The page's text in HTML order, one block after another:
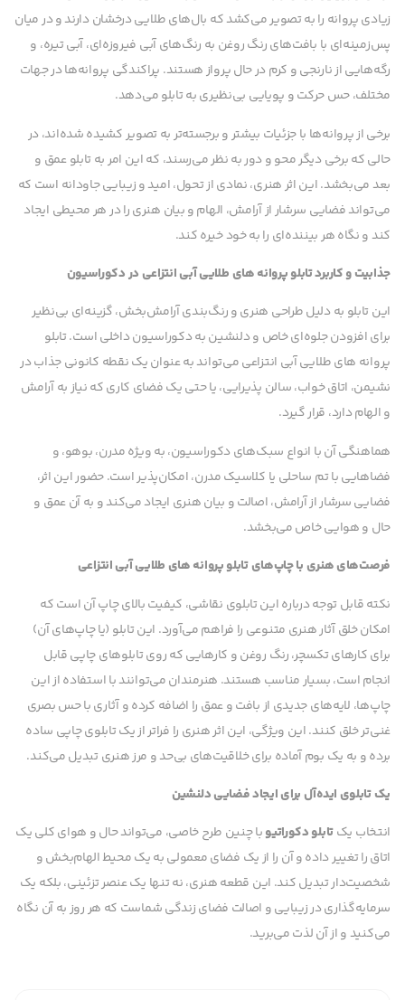
زیادی پروانه را به تصویر می‌کشد که بال‌های طلایی درخشان دارند و در میان
پس‌زمینه‌ای با بافت‌های رنگ روغن به رنگ‌های آبی فیروزه‌ای، آبی تیره، و
رگه‌هایی از نارنجی و کرم در حال پرواز هستند. پراکندگی پروانه‌ها در جهات
مختلف، حس حرکت و پویایی بی‌نظیری به تابلو می‌دهد.
برخی از پروانه‌ها با جزئیات بیشتر و برجسته‌تر به تصویر کشیده شده‌اند، در
حالی که برخی دیگر محو و دور به نظر می‌رسند، که این امر به تابلو عمق و
بعد می‌بخشد. این اثر هنری، نمادی از تحول، امید و زیبایی جاودانه است که
می‌تواند فضایی سرشار از آرامش، الهام و بیان هنری را در هر محیطی ایجاد
کند و نگاه هر بیننده‌ای را به خود خیره کند.
جذابیت و کاربرد تابلو پروانه های طلایی آبی انتزاعی در دکوراسیون
این تابلو به دلیل طراحی هنری و رنگ‌بندی آرامش‌بخش، گزینه‌ای بی‌نظیر
برای افزودن جلوه‌ای خاص و دلنشین به دکوراسیون داخلی است. تابلو
پروانه های طلایی آبی انتزاعی می‌تواند به عنوان یک نقطه کانونی جذاب در
نشیمن، اتاق خواب، سالن پذیرایی، یا حتی یک فضای کاری که نیاز به آرامش
و الهام دارد، قرار گیرد.
هماهنگی آن با انواع سبک‌های دکوراسیون، به ویژه مدرن، بوهو، و
فضاهایی با تم ساحلی یا کلاسیک مدرن، امکان‌پذیر است. حضور این اثر،
فضایی سرشار از آرامش، اصالت و بیان هنری ایجاد می‌کند و به آن عمق و
حال و هوایی خاص می‌بخشد.
فرصت‌های هنری با چاپ‌های تابلو پروانه های طلایی آبی انتزاعی
نکته قابل توجه درباره این تابلوی نقاشی، کیفیت بالای چاپ آن است که
امکان خلق آثار هنری متنوعی را فراهم می‌آورد. این تابلو (یا چاپ‌های آن)
برای کارهای تکسچر، رنگ روغن و کارهایی که روی تابلوهای چاپی قابل
انجام است، بسیار مناسب هستند. هنرمندان می‌توانند با استفاده از این
چاپ‌ها، لایه‌های جدیدی از بافت و عمق را اضافه کرده و آثاری با حس بصری
غنی‌تر خلق کنند. این ویژگی، این اثر هنری را فراتر از یک تابلوی چاپی ساده
برده و به یک بوم آماده برای خلاقیت‌های بی‌حد و مرز هنری تبدیل می‌کند.
یک تابلوی ایده‌آل برای ایجاد فضایی دلنشین
انتخاب یکتابلو دکوراتیوبا چنین طرح خاصی، می‌تواند حال و هوای کلی یک
اتاق را تغییر داده و آن را از یک فضای معمولی به یک محیط الهام‌بخش و
شخصیت‌دار تبدیل کند. این قطعه هنری، نه تنها یک عنصر تزئینی، بلکه یک
سرمایه‌گذاری در زیبایی و اصالت فضای زندگی شماست که هر روز به آن نگاه
می‌کنید و از آن لذت می‌برید.